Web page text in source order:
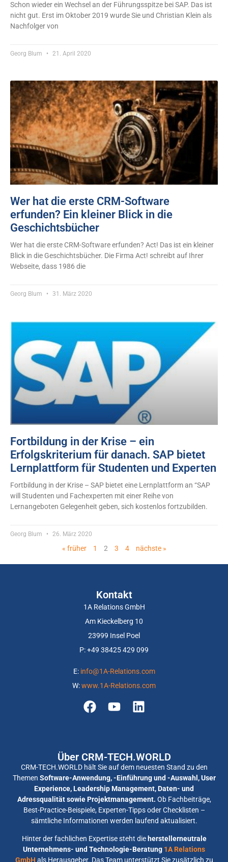
Schon wieder ein Wechsel an der Führungsspitze bei SAP. Das ist
nicht gut. Erst im Oktober 2019 wurde Sie und Christian Klein als
Nachfolger von
Georg Blum 21. April 2020
Wer hat die erste CRM-Software
erfunden? Ein kleiner Blick in die
Geschichtsbücher
Wer hat die erste CRM-Software erfunden? Act! Das ist ein kleiner
Blick in die Geschichtsbücher. Die Firma Act! schreibt auf Ihrer
Webseite, dass 1986 die
Georg Blum 31. März 2020
Fortbildung in der Krise – ein
Erfolgskriterium für danach. SAP bietet
Lernplattform für Studenten und Experten
Fortbildung in der Krise – SAP bietet eine Lernplattform an “SAP
will Studenten und Fachexperten mit einer Reihe von
Lernangeboten Gelegenheit geben, sich kostenlos fortzubilden.
Georg Blum 26. März 2020
« früher 1 2 3 4 nächste »
Kontakt
1A Relations GmbH
Am Kieckelberg 10
23999 Insel Poel
P: +49 38425 429 099
E: info@1A-Relations.com
W:www.1A-Relations.com
Über CRM-TECH.WORLD
CRM-TECH.WORLD hält Sie auf dem neuesten Stand zu den
Themen Software-Anwendung, -Einführung und -Auswahl, User
Experience, Leadership Management, Daten- und
Adressqualität sowie Projektmanagement. Ob Fachbeiträge,
Best-Practice-Beispiele, Experten-Tipps oder Checklisten –
sämtliche Informationen werden laufend aktualisiert.
Hinter der fachlichen Expertise steht die herstellerneutrale
Unternehmens- und Technologie-Beratung 1A Relations
GmbH als Herausgeber. Das Team unterstützt Sie zusätzlich zu